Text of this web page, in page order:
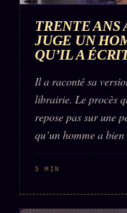
TRENTE ANS
JUGE UN
QU’IL A
Il a raconté sa
librairie. Le procès
repose pas sur une
qu’un homme a
5 MIN